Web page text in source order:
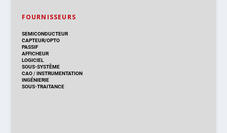
FOURNISSEURS
SEMICONDUCTEUR
CAPTEUR/OPTO
PASSIF
AFFICHEUR
LOGICIEL
SOUS-SYSTÈME
CAO/INSTRUMENTATION
INGÉNIERIE
SOUS-TRAITANCE